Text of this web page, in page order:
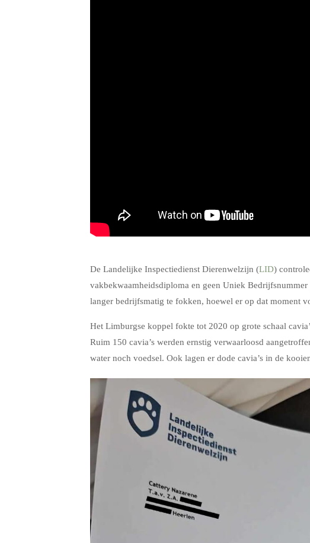
De Landelijke Inspectiedienst Dierenwelzijn (LID)
vakbekwaamheidsdiploma en geen Uniek Bedrijfsnummer
langer bedrijfsmatig te fokken, hoewel er op dat moment
Het Limburgse koppel fokte tot 2020 op grote schaal
Ruim 150 cavia’s werden ernstig verwaarloosd
water noch voedsel. Ook lagen er dode cavia’s in de